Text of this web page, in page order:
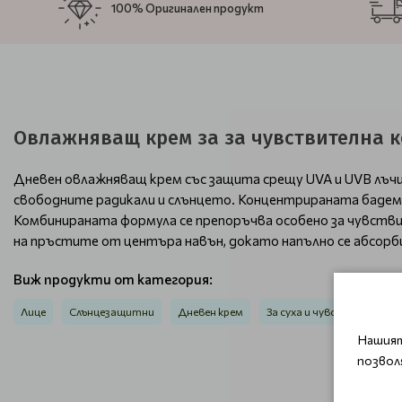
100% Оригинален продукт
Овлажняващ крем за за чувствителна
Дневен овлажняващ крем със защита срещу UVA и UVB
свободните радикали и слънцето. Концентрираната
Комбинираната формула се препоръчва особено за
на пръстите от центъра навън, докато напълно се
Виж продукти от категория:
Лице Слънцезащитни Дневен крем За суха и чувствителна